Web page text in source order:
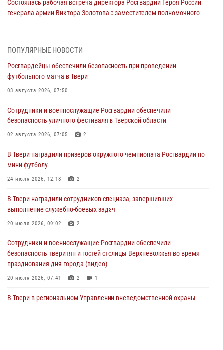
Состоялась рабочая встреча директора Росгвардии Героя России
генерала армии Виктора Золотова с заместителем полномочного
31 июля 2026, 05:42 4
Росгвардейцы в Твери приняли участие в молебне, посвященном
Дню Крещения Руси
28 июля 2026, 11:30
Сотрудники вневедомственной охраны совершили 250 выездов и
пресекли 20 правонарушений за неделю в Тверской области
27 июля 2026, 08:29
В Твери наградили призеров окружного чемпионата Росгвардии по
мини-футболу
24 июля 2026, 12:18 2
Росгвардейцы оказали помощь водителю на дороге в городе Кашин
22 июля 2026, 08:35
ПОПУЛЯРНЫЕ НОВОСТИ
Росгвардейцы обеспечили безопасность при проведении
футбольного матча в Твери
03 августа 2026, 07:50
Сотрудники и военнослужащие Росгвардии обеспечили
безопасность уличного фестиваля в Тверской области
02 августа 2026, 07:05 2
В Твери наградили призеров окружного чемпионата Росгвардии по
мини-футболу
24 июля 2026, 12:18 2
В Твери наградили сотрудников спецназа, завершивших
выполнение служебно-боевых задач
20 июля 2026, 09:02 2
Сотрудники и военнослужащие Росгвардии обеспечили
безопасность тверитян и гостей столицы Верхневолжья во время
празднования дня города (видео)
20 июля 2026, 07:41 2 1
В Твери в региональном Управлении вневедомственной охраны